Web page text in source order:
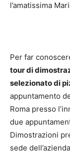
l’amatissima
Per far
tour di
selezionato di
appuntamento
Roma presso
due
Dimostrazioni
sede